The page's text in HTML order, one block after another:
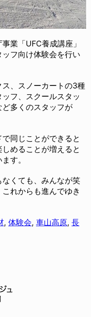
業「UFC養成講座」
フ向け体験会を行い
、スノーカートの3種
フ、スクールスタッ
多くのスタッフが
同じことができると
めることが増えると
す。
くても、みんなが笑
れからも進んでゆき
, 体験会, 車山高原, 長